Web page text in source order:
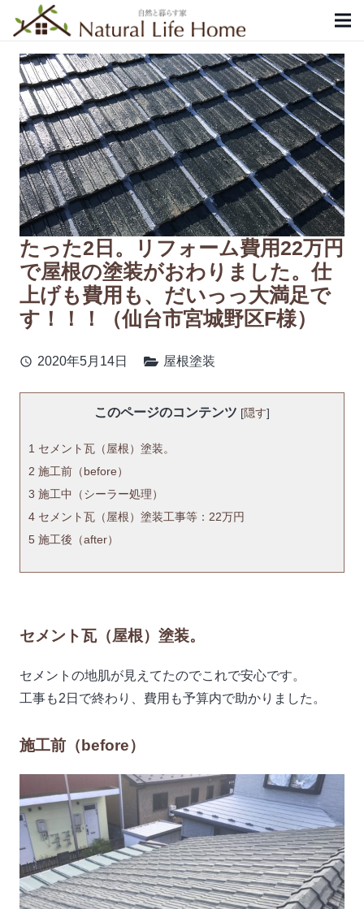
たった2日。リフォーム費用22万円
で屋根の塗装がおわりました。仕
上げも費用も、だいっっ大満足で
す！！！（仙台市宮城野区F様）
schedule 2020年5月14日 屋根塗装
このページのコンテンツ [隠す]
1 セメント瓦（屋根）塗装。
2 施工前（before）
3 施工中（シーラー処理）
4 セメント瓦（屋根）塗装工事等：22万円
5 施工後（after）
セメント瓦（屋根）塗装。
セメントの地肌が見えてたのでこれで安心です。
工事も2日で終わり、費用も予算内で助かりました。
施工前（before）